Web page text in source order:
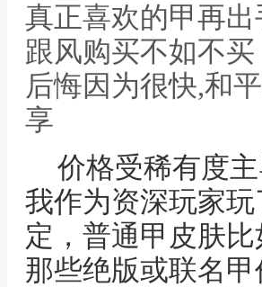
真正喜欢的甲再
跟风购买不如不
后悔因为很快,和
享
价格受稀有度
我作为资深玩家
定，普通甲皮肤
那些绝版或联名